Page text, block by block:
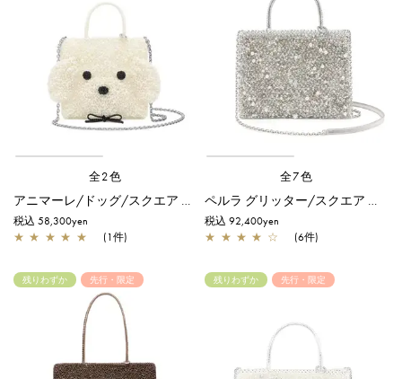
全2色
アニマーレ/ドッグ/スクエア スモール/パールホワイト
税込 58,300yen
★ ★ ★ ★ ★ (1件)
全7色
ペルラ グリッター/スクエア ミディアム/シルバー
税込 92,400yen
★ ★ ★ ★ ☆ (6件)
残りわずか 先行・限定 残りわずか 先行・限定